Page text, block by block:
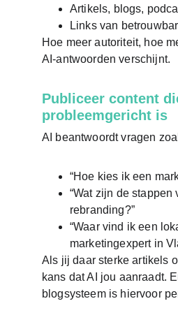
Artikels, blogs,
Links van
Hoe meer autoriteit, hoe
AI-antwoorden verschijnt.
Publiceer content
probleemgericht is
AI beantwoordt vragen
“Hoe kies ik een
“Wat zijn de stappen
rebranding?”
“Waar vind ik een
marketingexpert in
Als jij daar sterke artikels
kans dat AI jou aanraadt.
blogsysteem is hiervoor